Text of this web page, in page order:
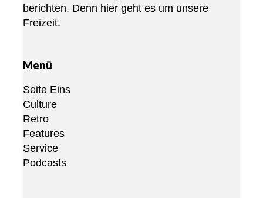
berichten. Denn hier geht es um unsere
Freizeit.
Menü
Seite Eins
Culture
Retro
Features
Service
Podcasts